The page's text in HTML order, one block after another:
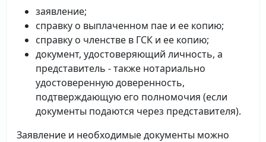
заявление;
справку о выплаченном пае и ее копию;
справку о членстве в ГСК и ее копию;
документ, удостоверяющий личность, а
представитель - также нотариально
удостоверенную доверенность,
подтверждающую его полномочия (если
документы подаются через представителя).
Заявление и необходимые документы можно